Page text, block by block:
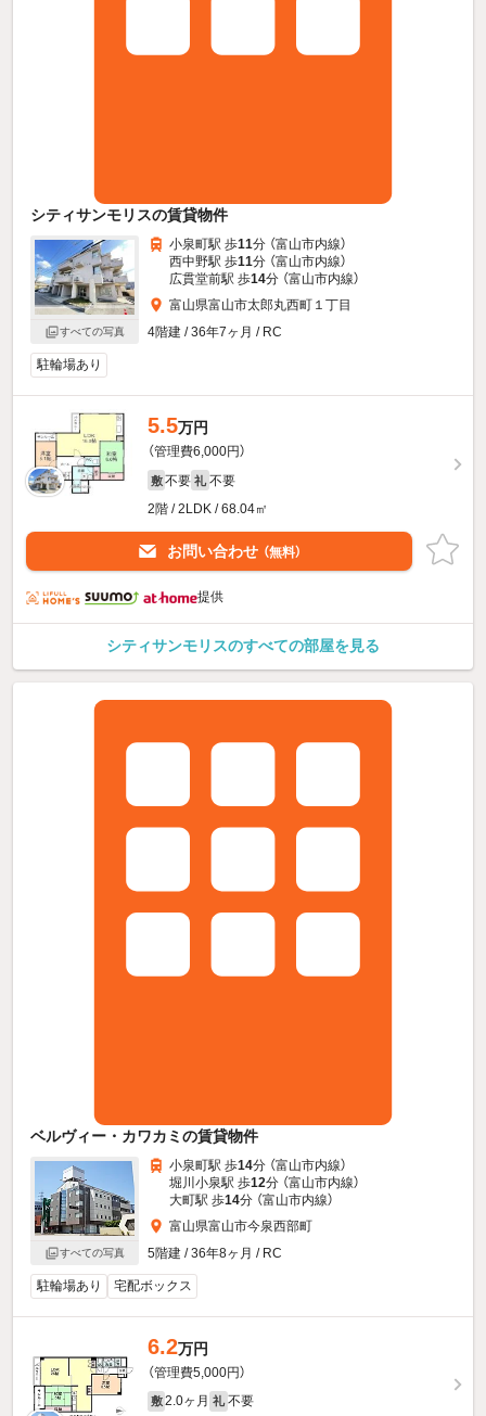
シティサンモリスの賃貸物件
すべての写真
小泉町駅 歩11分 （富山市内線）
西中野駅 歩11分 （富山市内線）
広貫堂前駅 歩14分 （富山市内線）
富山県富山市太郎丸西町１丁目
4階建 / 36年7ヶ月 / RC
駐輪場あり
5.5万円
（管理費6,000円）
敷 不要 礼 不要
2階 / 2LDK / 68.04㎡
お問い合わせ （無料）
提供
シティサンモリスのすべての部屋を見る
ベルヴィー・カワカミの賃貸物件
すべての写真
小泉町駅 歩14分 （富山市内線）
堀川小泉駅 歩12分 （富山市内線）
大町駅 歩14分 （富山市内線）
富山県富山市今泉西部町
5階建 / 36年8ヶ月 / RC
駐輪場あり 宅配ボックス
6.2万円
（管理費5,000円）
敷 2.0ヶ月 礼 不要